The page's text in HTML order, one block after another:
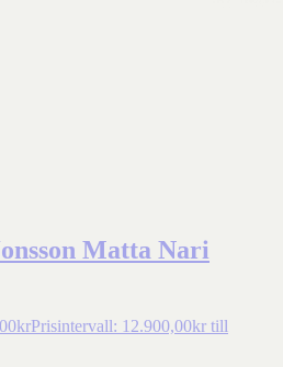
Matta Nari
krPrisintervall: 12.900,00kr till